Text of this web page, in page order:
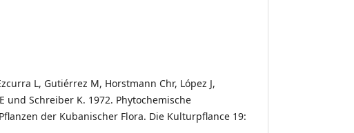
L, Gutiérrez M, Horstmann Chr, López J,
und Schreiber K. 1972. Phytochemische
der Kubanischer Flora. Die Kulturpflance 19: